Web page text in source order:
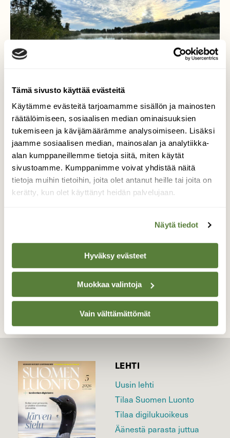
Tämä sivusto käyttää evästeitä
Käytämme evästeitä tarjoamamme sisällön ja mainosten
räätälöimiseen, sosiaalisen median ominaisuuksien
tukemiseen ja kävijämäärämme analysoimiseen. Lisäksi
jaamme sosiaalisen median, mainosalan ja analytiikka-
alan kumppaneillemme tietoja siitä, miten käytät
sivustoamme. Kumppanimme voivat yhdistää näitä
tietoja muihin tietoihin, joita olet antanut heille tai joita on
kerätty, kun olet käyttänyt heidän palvelujaan.
Näytä tiedot
Hyväksy evästeet
Muokkaa valintoja
Vain välttämättömät
Syysaamu
Peilityyntä ja usva hiipii hiljalleen,
auringonnousunaikaan… Kaunista! Kaarina
Valokuvaaja: Juhani Peltonen, Kaarina 5.9.2022
TAKAISIN LISTAAN
LEHTI
Uusin lehti
Tilaa Suomen Luonto
Tilaa digilukuoikeus
Äänestä parasta juttua